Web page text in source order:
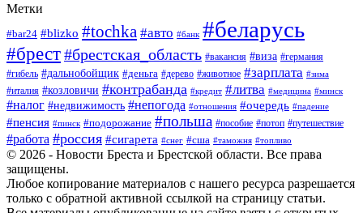
Метки
#bar24 #blizko #tochka #авто #банк #беларусь
#брест#брестская_область #вакансия #виза #германия
#гибель #дальнобойщик #деньга #дерево #животное #зарплата #зима
#италия #козловичи #контрабанда #кредит #литва #медицина #минск
#налог #недвижимость #непогода #отношения #очередь #падение
#пенсия #пинск #подорожание #польша #пособие #потоп #путешествие
#работа #россия #сигарета #снег #сша #таможня #топливо
© 2026 - Новости Бреста и Брестской области. Все права
защищены.
Любое копирование материалов с нашего ресурса разрешается
только с обратной активной ссылкой на страницу статьи.